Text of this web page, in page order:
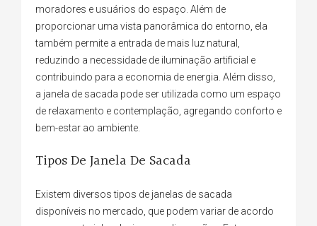
moradores e usuários do espaço. Além de
proporcionar uma vista panorâmica do entorno, ela
também permite a entrada de mais luz natural,
reduzindo a necessidade de iluminação artificial e
contribuindo para a economia de energia. Além disso,
a janela de sacada pode ser utilizada como um espaço
de relaxamento e contemplação, agregando conforto e
bem-estar ao ambiente.
Tipos De Janela De Sacada
Existem diversos tipos de janelas de sacada
disponíveis no mercado, que podem variar de acordo